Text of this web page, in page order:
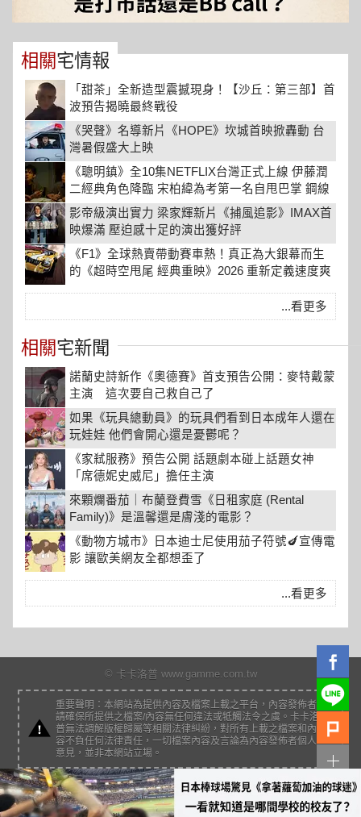
相關宅情報
「甜茶」全新造型震撼現身！【沙丘：第三部】首
波預告揭曉最終戰役
《哭聲》名導新片《HOPE》坎城首映掀轟動 台
灣暑假盛大上映
《聰明鎮》全10集NETFLIX台灣正式上線 伊藤潤
二經典角色降臨 宋柏緯為考第一名自甩巴掌 鋼線
纏頸防止打瞌睡
影帝級演出實力 梁家輝新片《捕風追影》IMAX首
映爆滿 壓迫感十足的演出獲好評
《F1》全球熱賣帶動賽車熱！真正為大銀幕而生
的《超時空甩尾 經典重映》2026 重新定義速度爽
...看更多
相關宅新聞
諾蘭史詩新作《奧德賽》首支預告公開：麥特戴蒙
主演 這次要自己救自己了
如果《玩具總動員》的玩具們看到日本成年人還在
玩娃娃 他們會開心還是憂鬱呢？
《家弒服務》預告公開 話題劇本碰上話題女神
「席德妮史威尼」擔任主演
來顆爛番茄｜布蘭登費雪《日租家庭 (Rental
Family)》是溫馨還是膚淺的電影？
《動物方城市》日本迪士尼使用茄子符號🍆宣傳電
影 讓歐美網友全都想歪了
...看更多
© 卡卡洛普 www.gamme.com.tw
重要聲明：本網站為提供內容及檔案上載之平台，內容發佈者
請確保所提供之檔案/內容無任何違法或牴觸法令之虞。卡卡洛
普無法調解版權歸屬等相關法律糾紛，對所有上載之檔案和內
容不負任何法律責任，一切檔案內容及言論為內容發佈者個人
意見，並非本網站立場。